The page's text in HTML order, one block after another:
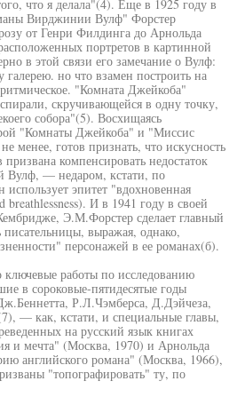
что я делала"(4). Еще в 1925 году в
Вирджинии Вулф" Форстер
от Генри Филдинга до Арнольда
портретов в картинной
в этой связи его замечание о Вулф:
галерею. но что взамен построить на
"Комната Джейкоба"
скручивающейся в одну точку,
собора"(5). Восхищаясь
"Комнаты Джейкоба" и "Миссис
менее, готов признать, что искусность
компенсировать недостаток
Вулф, — недаром, кстати, по
эпитет "вдохновенная
И в 1941 году в своей
Э.М.Форстер сделает главный
выражая, однако,
персонажей в ее романах(б).
работы по исследованию
в сороковые-пятидесятые годы
Р.Л.Чэмберса, Д.Дэйчеза,
— как, кстати, и специальные главы,
на русский язык книгах
и мечта" (Москва, 1970) и Арнольда
английского романа" (Москва, 1966),
"топографировать" ту, по